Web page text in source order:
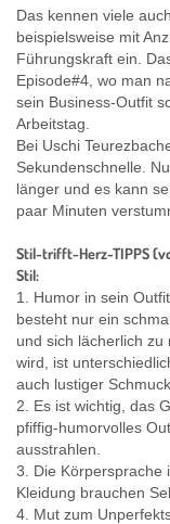
Das kennen viele
beispielsweise mit
Führungskraft ein.
Episode#4, wo man
sein Business-Outfit
Arbeitstag.
Bei Uschi
Sekundenschnelle.
länger und es kann
paar Minuten
Stil-trifft-Herz-TIPPS
Stil:
1. Humor in sein
besteht nur ein
und sich lächerlich zu
wird, ist
auch lustiger
2. Es ist wichtig, das
pfiffig-humorvolles
ausstrahlen.
3. Die Körpersprache
Kleidung brauchen
4. Mut zum